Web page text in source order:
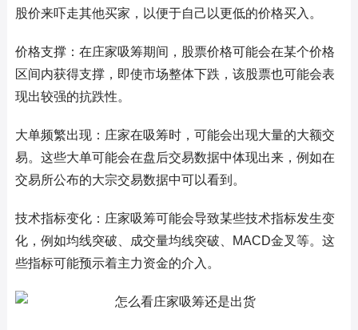
股价来吓走其他买家，以便于自己以更低的价格买入。
价格支撑：在庄家吸筹期间，股票价格可能会在某个价格
区间内获得支撑，即使市场整体下跌，该股票也可能会表
现出较强的抗跌性。
大单频繁出现：庄家在吸筹时，可能会出现大量的大额交
易。这些大单可能会在盘后交易数据中体现出来，例如在
交易所公布的大宗交易数据中可以看到。
技术指标变化：庄家吸筹可能会导致某些技术指标发生变
化，例如均线突破、成交量均线突破、MACD金叉等。这
些指标可能预示着主力资金的介入。